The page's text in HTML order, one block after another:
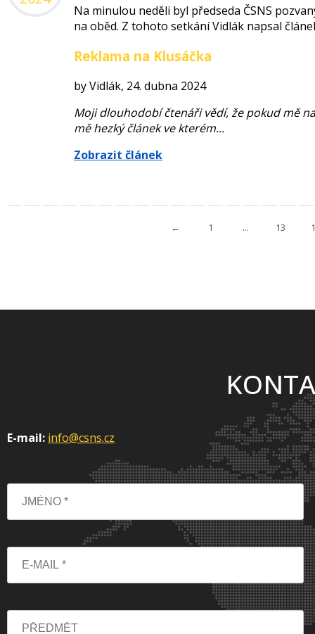
Na minulou neděli byl předseda ČSNS
na oběd. Z tohoto setkání Vidlák napsal
Reklama na Klusáčka
by Vidlák, 24. dubna 2024
Moji dlouhodobí čtenáři vědí, že pokud mě
mě hezký článek ve kterém...
Zobrazit článek
← 1 ... 13
E-mail: info@csns.cz